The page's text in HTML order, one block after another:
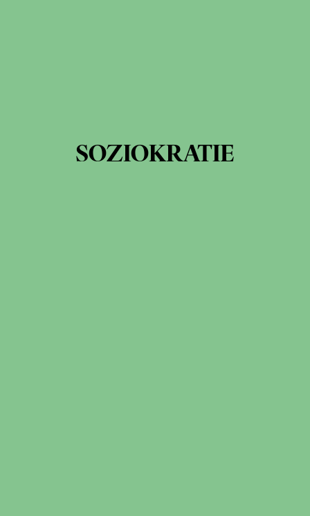
SOZIOKRATIE